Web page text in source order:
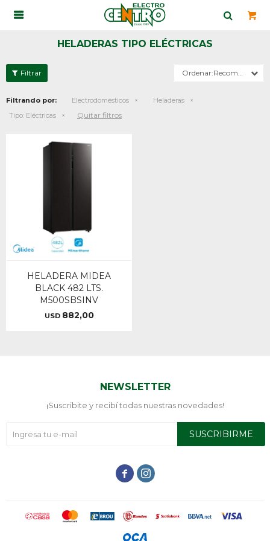

HELADERAS TIPO ELÉCTRICAS
Recomendados
Filtrando por: Electrodomésticos
Heladeras
Tipo: Eléctricas Quitar filtros
HELADERA MIDEA
BLACK 482 LTS.
M500SBSINV
USD 882,00
NEWSLETTER
¡Suscribite y recibí todas nuestras novedades!
SUSCRIBIRME
 